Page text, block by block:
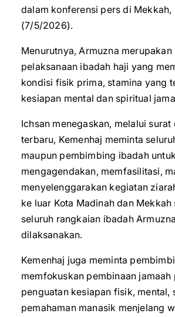
dalam konferensi pers di Mekkah,
(7/5/2026).
Menurutnya, Armuzna merupakan
pelaksanaan ibadah haji yang
kondisi fisik prima, stamina yang
kesiapan mental dan spiritual
Ichsan menegaskan, melalui surat
terbaru, Kemenhaj meminta
maupun pembimbing ibadah
mengagendakan, memfasilitasi,
menyelenggarakan kegiatan
ke luar Kota Madinah dan Mekkah
seluruh rangkaian ibadah
dilaksanakan.
Kemenhaj juga meminta
memfokuskan pembinaan jamaah
penguatan kesiapan fisik, mental,
pemahaman manasik menjelang